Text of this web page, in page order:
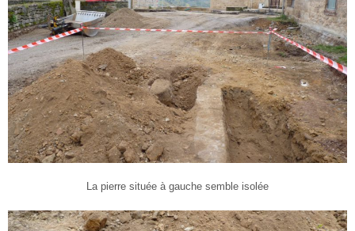
La pierre située à gauche semble isolée